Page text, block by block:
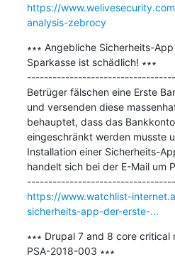
https://
analysis-zebrocy
∗∗∗ Angebliche Sicherheits-
Sparkasse ist schädlich! ∗∗∗
Betrüger fälschen eine Erste
und versenden diese
behauptet, dass das
eingeschränkt werden musste
Installation einer Sicherheits-
handelt sich bei der E-Mail um
https://www.watchlist-
sicherheits-app-der-erste-...
∗∗∗ Drupal 7 and 8 core
PSA-2018-003 ∗∗∗